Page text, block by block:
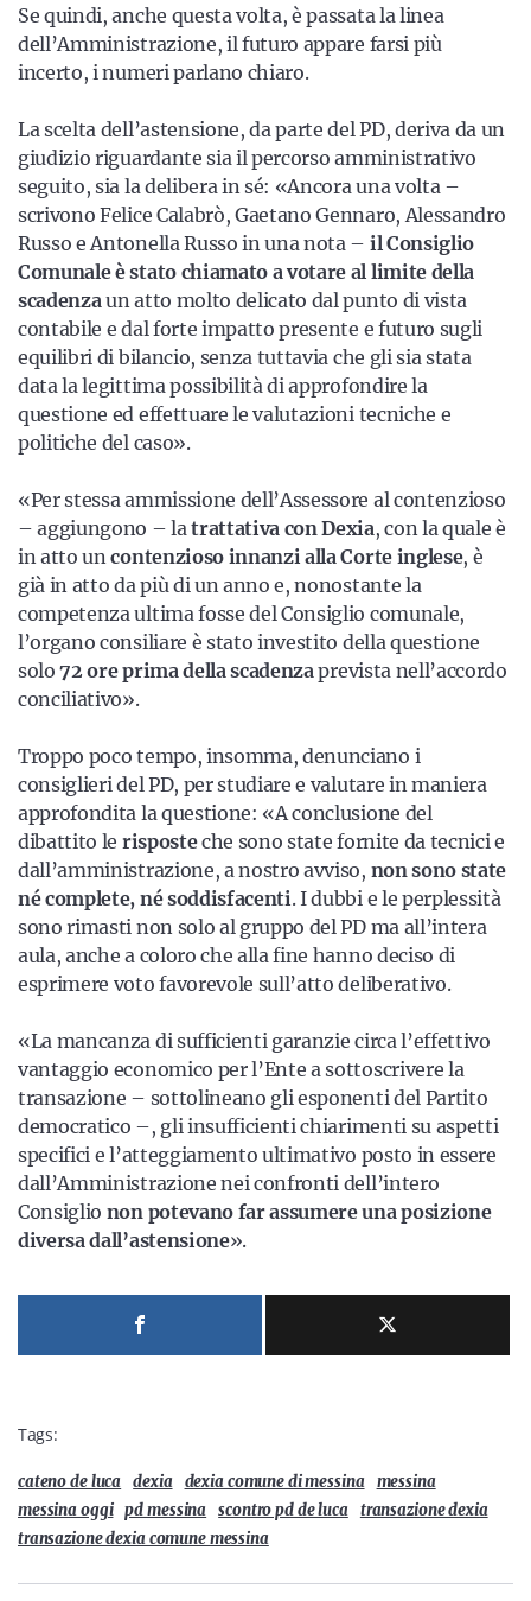
Se quindi, anche questa volta, è passata la linea
dell’Amministrazione, il futuro appare farsi più
incerto, i numeri parlano chiaro.
La scelta dell’astensione, da parte del PD, deriva da un
giudizio riguardante sia il percorso amministrativo
seguito, sia la delibera in sé: «Ancora una volta –
scrivono Felice Calabrò, Gaetano Gennaro, Alessandro
Russo e Antonella Russo in una nota – il Consiglio
Comunale è stato chiamato a votare al limite della
scadenzaun atto molto delicato dal punto di vista
contabile e dal forte impatto presente e futuro sugli
equilibri di bilancio, senza tuttavia che gli sia stata
data la legittima possibilità di approfondire la
questione ed effettuare le valutazioni tecniche e
politiche del caso».
«Per stessa ammissione dell’Assessore al contenzioso
– aggiungono – latrattativa con Dexia, con la quale è
in atto uncontenzioso innanzi alla Corte inglese, è
già in atto da più di un anno e, nonostante la
competenza ultima fosse del Consiglio comunale,
l’organo consiliare è stato investito della questione
solo 72 ore prima della scadenzaprevista nell’accordo
conciliativo».
Troppo poco tempo, insomma, denunciano i
consiglieri del PD, per studiare e valutare in maniera
approfondita la questione: «A conclusione del
dibattito le risposteche sono state fornite da tecnici e
dall’amministrazione, a nostro avviso, non sono state
né complete, né soddisfacenti. I dubbi e le perplessità
sono rimasti non solo al gruppo del PD ma all’intera
aula, anche a coloro che alla fine hanno deciso di
esprimere voto favorevole sull’atto deliberativo.
«La mancanza di sufficienti garanzie circa l’effettivo
vantaggio economico per l’Ente a sottoscrivere la
transazione – sottolineano gli esponenti del Partito
democratico –, gli insufficienti chiarimenti su aspetti
specifici e l’atteggiamento ultimativo posto in essere
dall’Amministrazione nei confronti dell’intero
Consiglio non potevano far assumere una posizione
diversa dall’astensione».
Tags:
cateno de luca dexia dexia comune di messina
messina
messina oggi pd messina scontro pd de luca transazione dexia
transazione dexia comune messina